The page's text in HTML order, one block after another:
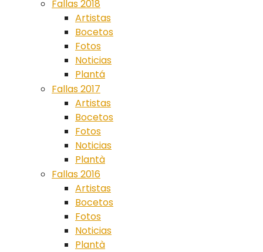
Fallas 2018
Artistas
Bocetos
Fotos
Noticias
Plantá
Fallas 2017
Artistas
Bocetos
Fotos
Noticias
Plantà
Fallas 2016
Artistas
Bocetos
Fotos
Noticias
Plantà